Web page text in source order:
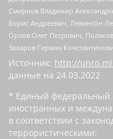
Смирнов Владимир
Борис Андреевич, Левинсон
Орлов Олег Петрович,
Захаров Герман
Источник: http://
данные на 24.03.2022
* Единый федеральный
иностранных и
в соответствии с
террористическими: